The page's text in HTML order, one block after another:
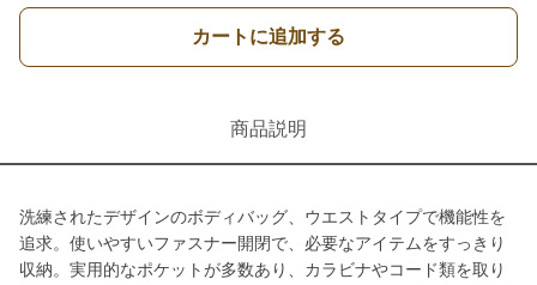
カートに追加する
商品説明
洗練されたデザインのボディバッグ、ウエストタイプで機能性を
追求。使いやすいファスナー開閉で、必要なアイテムをすっきり
収納。実用的なポケットが多数あり、カラビナやコード類を取り